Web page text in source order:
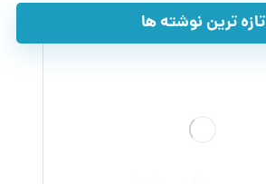
تازه ترین نوشته ها